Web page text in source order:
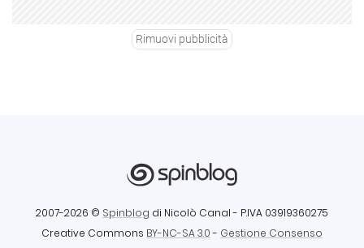
Rimuovi pubblicità
2007-2026 © Spinblog di Nicolò Canal - P.IVA 03919360275
Creative Commons BY-NC-SA 3.0- Gestione Consenso